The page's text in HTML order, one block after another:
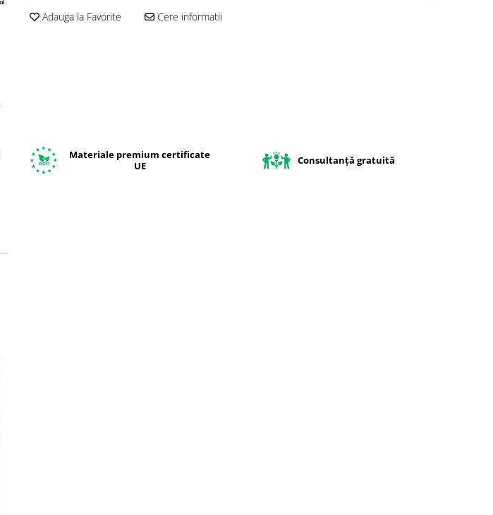
Adauga la Favorite Cere informatii
Materiale premium certificate
UE
Consultanță gratuită